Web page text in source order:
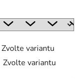
Zvolte variantu
Zvolte variantu